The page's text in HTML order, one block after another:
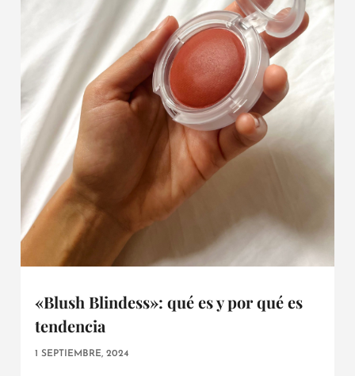
«Blush Blindess»: qué es y por qué es
tendencia
1 SEPTIEMBRE, 2024